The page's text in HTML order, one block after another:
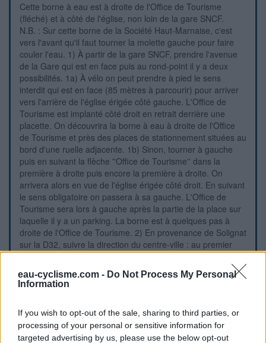
eau-cyclisme.com - Do Not Process My Personal
Information
If you wish to opt-out of the sale, sharing to third parties, or
processing of your personal or sensitive information for
targeted advertising by us, please use the below opt-out
Cette borne à eau est à droite de l'Office de Tourisme
(fléché) et à côté de l'église, non loin de la gare SNCF.
N.B. : Sur cette borne de la Société Haut-Marnaise, c'est
vers l'avant qu'il faut tourner la molette gauche pour faire
couler l'eau. 1) À partir de la gare SNCF, prendre l'avenue
de la Gare qui est en face puis au rond-point il y a deux
possibilités. 1a) À vélo on peut prendre à pied le sens
interdit qui est en face (85 mètres à parcourir) pour arriver
vers l'arrière de l'église érigée côté gauche. L'Office de
Tourisme est implanté côté droit en retrait derrière une
placette. On découvrira la borne à eau à droite de l'Office
de Tourisme et près des places de stationnement situées au
bord d'une ruelle adjacente. 1b) Sinon, tourner à gauche
puis en suivant la flèche ''Office de Tourisme'' dans la
première à droite puis encore la première à droite. On
arrivera alors en vue de l'église érigée côté droit. En suivant
le sens obligatoire on passera à sa gauche. L'Office de
Tourisme sera lors à gauche après la partie de la place sur
laquelle il y a un parking. La borne est à quelques pas à
droite de l'Office de Tourisme. 2) En provenance de Solignat
sur la D32, suivre la direction du centre-ville : au premier
rond-point tout droit, aux feux à droite, au rond-point suivant
prendre la troisième et dernière sortie (D716), et continuer
tout droit sur ce tronçon en sens unique jusqu'au pont sur la
Tourner dans la première à droite pour arriver vers l'église
comme en 1b.